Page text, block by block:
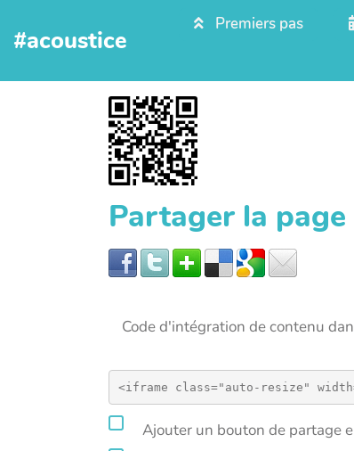
#acoustice
Premiers pas
Partager la
Code d'intégration de contenu
Ajouter un bouton de partage